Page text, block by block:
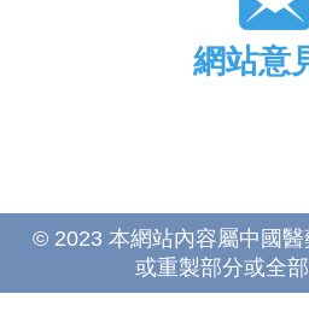
網站意
© 2023 本網站內容屬中國
或重製部分或全